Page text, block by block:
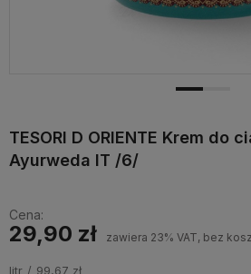
TESORI D ORIENTE Krem do
Ayurweda IT /6/
Cena:
29,90 zł zawiera 23% VAT, bez
litr 99,67 zł